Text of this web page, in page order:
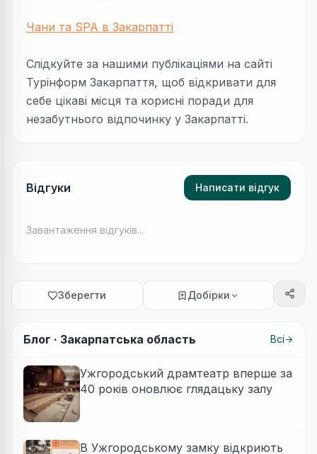
Чани та SPA в Закарпатті
Слідкуйте за нашими публікаціями на сайті
Турінформ Закарпаття, щоб відкривати для
себе цікаві місця та корисні поради для
незабутнього відпочинку у Закарпатті.
Відгуки Написати відгук
Завантаження відгуків...
Зберегти Добірки
Блог · Закарпатська область Всі
Ужгородський драмтеатр вперше за
40 років оновлює глядацьку залу
В Ужгородському замку відкриють